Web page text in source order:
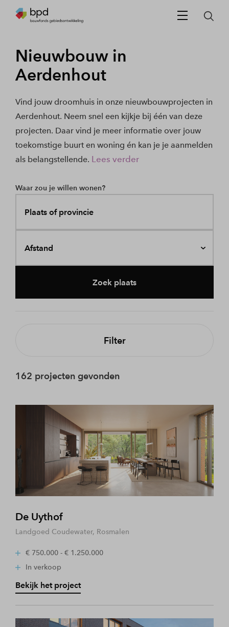
Nieuwbouw in
Aerdenhout
Vind jouw droomhuis in onze nieuwbouwprojecten in
Aerdenhout. Neem snel een kijkje bij één van deze
projecten. Daar vind je meer informatie over jouw
toekomstige buurt en woning én kan je je aanmelden
als belangstellende. Lees verder
Waar zou je willen wonen?
Plaats of provincie
Afstand
Zoek plaats
Filter
162 projecten gevonden
De Uythof
Landgoed Coudewater, Rosmalen
€ 750.000 - € 1.250.000
In verkoop
Bekijk het project